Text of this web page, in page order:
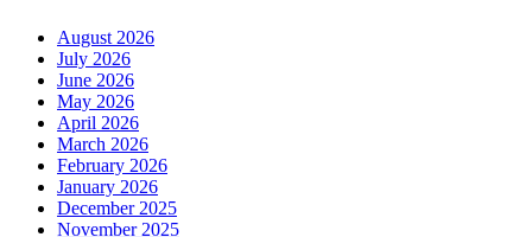
August 2026
July 2026
June 2026
May 2026
April 2026
March 2026
February 2026
January 2026
December 2025
November 2025